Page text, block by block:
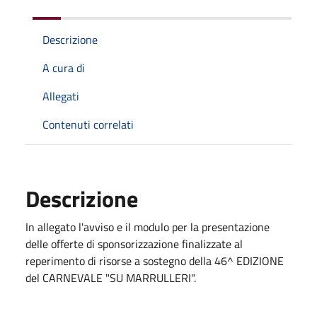
Descrizione
A cura di
Allegati
Contenuti correlati
Descrizione
In allegato l'avviso e il modulo per la presentazione
delle offerte di sponsorizzazione finalizzate al
reperimento di risorse a sostegno della 46^ EDIZIONE
del CARNEVALE "SU MARRULLERI".